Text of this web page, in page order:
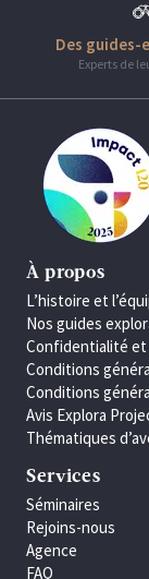
Des
Experts de
À propos
L’histoire et
Nos guides
Confidentialité
Conditions
Conditions
Avis Explora
Thématiques
Services
Séminaires
Rejoins-nous
Agence
FAQ